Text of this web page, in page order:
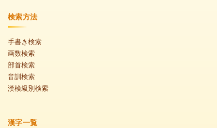
検索方法
手書き検索
画数検索
部首検索
音訓検索
漢検級別検索
漢字一覧